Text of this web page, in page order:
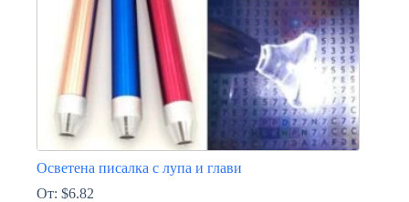
Осветена писалка с лупа и глави
От: $6.82